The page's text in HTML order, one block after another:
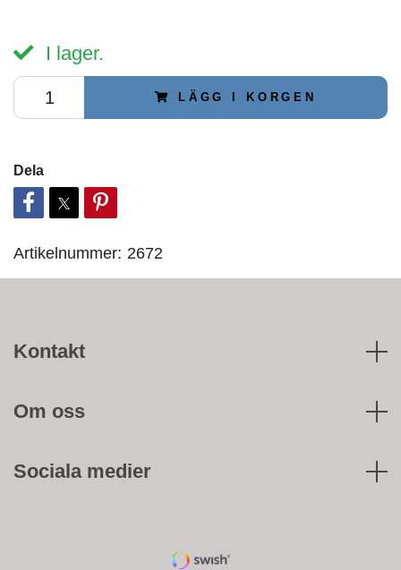
I lager.
LÄGG I KORGEN
Dela
Artikelnummer: 2672
Kontakt
Om oss
Sociala medier